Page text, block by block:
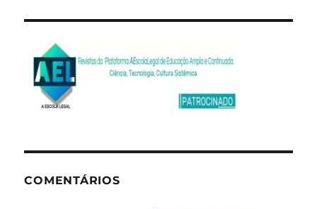
COMENTÁRIOS